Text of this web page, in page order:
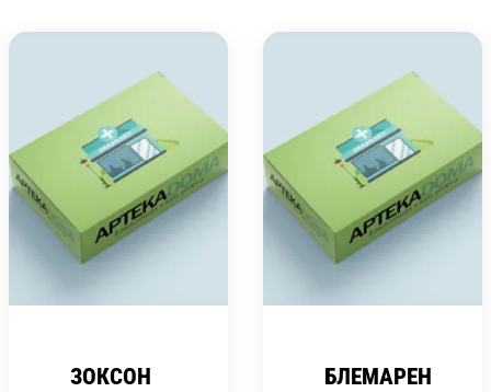
ЗОКСОН
БЛЕМАРЕН